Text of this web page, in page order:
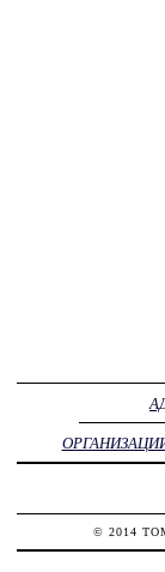
© 2014